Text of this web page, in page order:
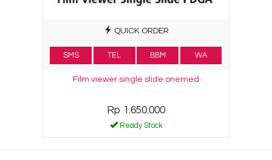
QUICK ORDER
SMS TEL BBM WA
Film viewer single slide onemed
Rp 1.650.000
Ready Stock